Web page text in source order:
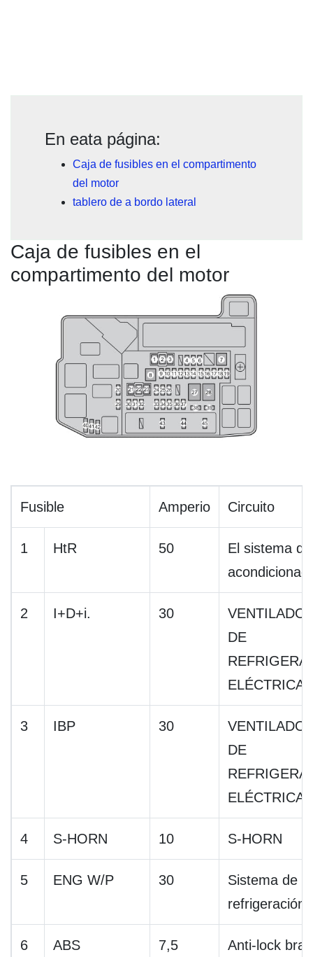
En eata página:
Caja de fusibles en el compartimento
del motor
tablero de a bordo lateral
Caja de fusibles en el
compartimento del motor
Fusible Amperio Circuito
1 HtR 50
El sistema
2 I+D+i. 30
DE
ELÉCTRICA
3 IBP 30
DE
ELÉCTRICA
4 S-HORN 10 S-HORN
5 ENG W/P 30
Sistema de
refrigeración
6
ABS
7,5
Anti-lock